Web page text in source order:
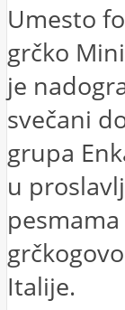
Umesto
grčko
je
svečani
grupa
u
Italije.